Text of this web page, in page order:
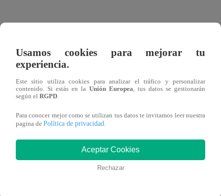
No dudaron en pronunciarse a través de redes sociales
mundo televisiva. Por este motivo, una interrogante
En una entrevista para un conocido medio, el artista de
a día, en el que
enseñó algunos de los negocios que
del cual es socio. Aquí se encarga de supervisar y
Usamos cookies para mejorar tu
experiencia.
Este sitio utiliza cookies para analizar el tráfico y personalizar
contenido. Si estás en la Unión Europea, tus datos se gestionarán
según el RGPD.
Para conocer mejor como se utilizan tus datos te invitamos leer nuestra
pagina de Política de privacidad.
Aceptar Cookies
Rechazar